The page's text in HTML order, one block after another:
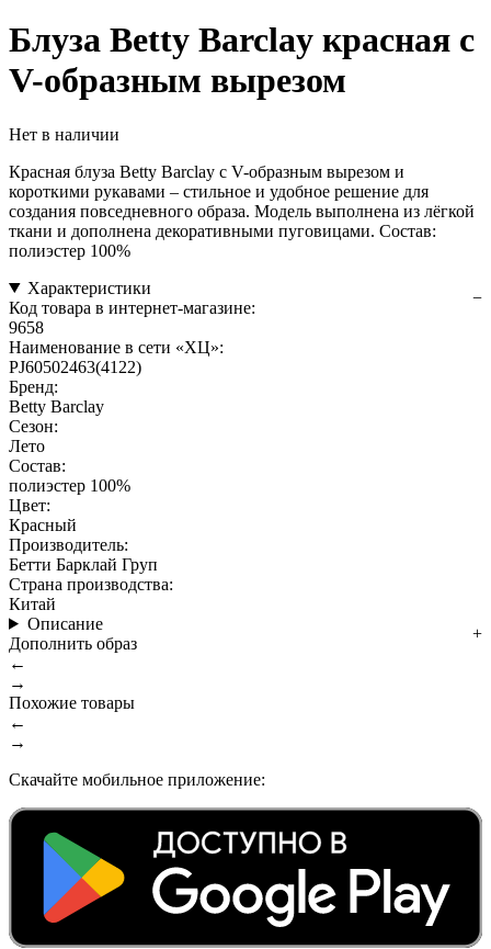
Блуза Betty Barclay красная с
V-образным вырезом
Нет в наличии
Красная блуза Betty Barclay с V-образным вырезом и
короткими рукавами – стильное и удобное решение для
создания повседневного образа. Модель выполнена из лёгкой
ткани и дополнена декоративными пуговицами. Состав:
полиэстер 100%
Характеристики
Код товара в интернет-магазине:
9658
Наименование в сети «ХЦ»:
PJ60502463(4122)
Бренд:
Betty Barclay
Сезон:
Лето
Состав:
полиэстер 100%
Цвет:
Красный
Производитель:
Бетти Барклай Груп
Страна производства:
Китай
Описание
Дополнить образ
←
→
Похожие товары
←
→
Скачайте мобильное приложение: